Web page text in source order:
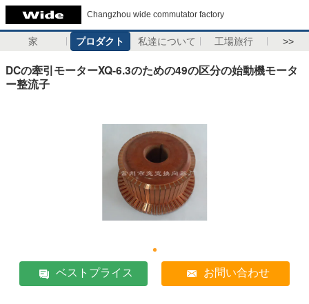
Changzhou wide commutator factory
家 プロダクト 私達について 工場旅行 >>
DCの牽引モーターXQ-6.3のための49の区分の始動機モータ
ー整流子
ベストプライス お問い合わせ